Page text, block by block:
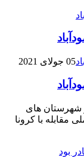
05 جولای 2021
شهر‌ستان های
مقابله با کرونا